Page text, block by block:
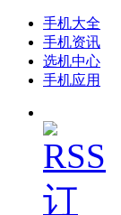
手机大全
手机资讯
选机中心
手机应用